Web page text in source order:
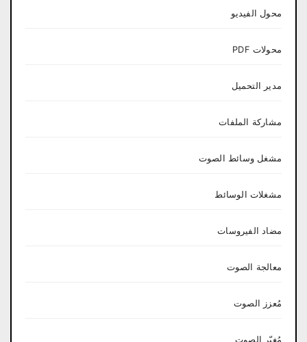
محول الفيديو
محولات PDF
مدير التحميل
مشاركة الملفات
مشغل وسائط الصوت
مشغلات الوسائط
مضاد الفيروسات
معالجة الصوت
مُعزز الصوت
مُغيّر الصوت